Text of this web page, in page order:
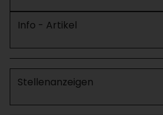
Info - Artikel
Stellenanzeigen